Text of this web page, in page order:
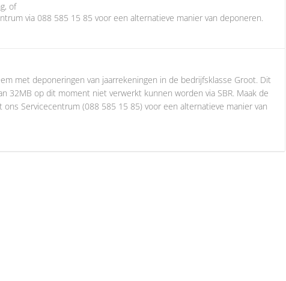
of
via 088 585 15 85 voor een alternatieve manier van deponeren.
met deponeringen van jaarrekeningen in de bedrijfsklasse Groot. Dit
32MB op dit moment niet verwerkt kunnen worden via SBR. Maak de
Servicecentrum (088 585 15 85) voor een alternatieve manier van